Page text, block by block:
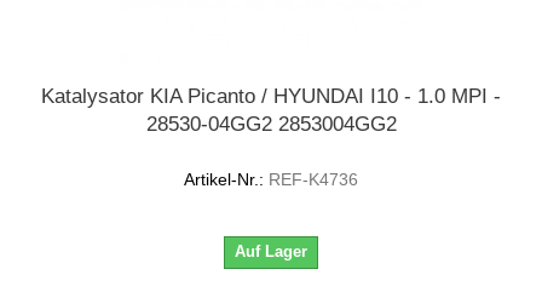
Katalysator KIA Picanto / HYUNDAI I10 - 1.0 MPI -
28530-04GG2 2853004GG2
Artikel-Nr.: REF-K4736
Auf Lager